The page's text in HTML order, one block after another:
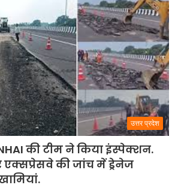
उत्तर प्रदेश
की टीम ने किया इंस्पेक्शन.
की जांच में ड्रेनेज